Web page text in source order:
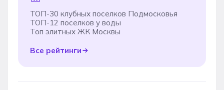
ТОП-30 клубных поселков Подмосковья
ТОП-12 поселков у воды
Топ элитных ЖК Москвы
Все рейтинги